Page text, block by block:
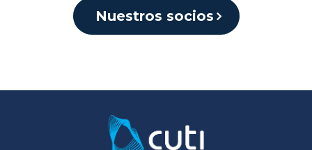
Nuestros socios